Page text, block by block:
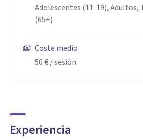
Adolescentes (11-19), Adultos,
(65+)
Coste medio
50 €/ sesión
Experiencia